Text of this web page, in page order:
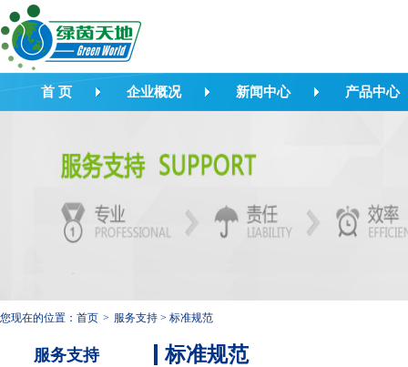
首 页 企业概况 新闻中心 产品中心
您现在的位置： 首页 > 服务支持 > 标准规范
服务支持 标准规范